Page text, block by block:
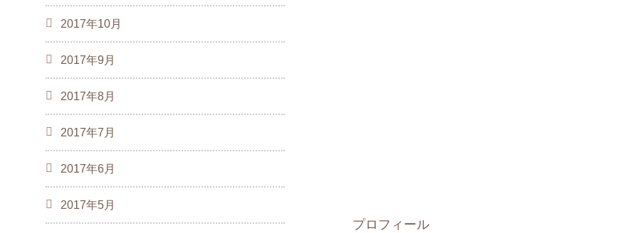
プロフィール
2017年10月
2017年9月
2017年8月
2017年7月
2017年6月
2017年5月